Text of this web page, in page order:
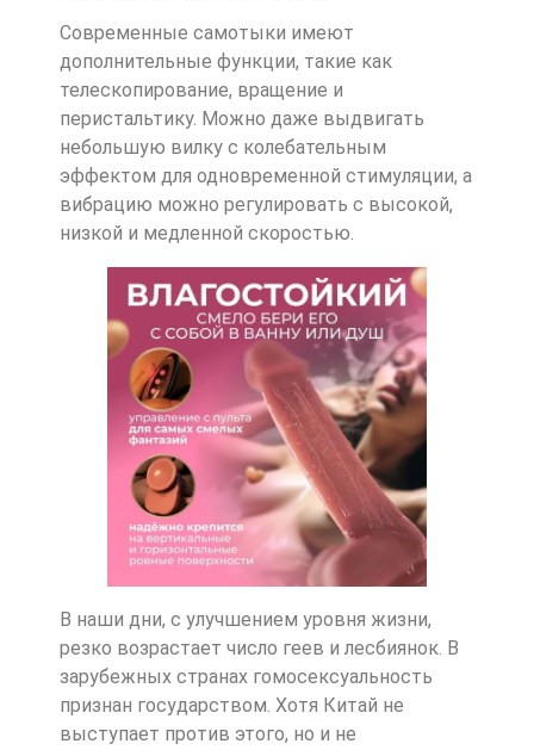
Современные самотыки имеют
дополнительные функции, такие как
телескопирование, вращение и
перистальтику. Можно даже выдвигать
небольшую вилку с колебательным
эффектом для одновременной стимуляции, а
вибрацию можно регулировать с высокой,
низкой и медленной скоростью.
В наши дни, с улучшением уровня жизни,
резко возрастает число геев и лесбиянок. В
зарубежных странах гомосексуальность
признан государством. Хотя Китай не
выступает против этого, но и не